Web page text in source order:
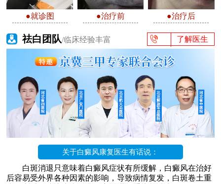
●就诊图 ●治疗前 ●治疗后
祛白团队/临床经验丰富 了解医生
关于白癜风康复医生有话说：
白斑消退只意味着白癜风症状有所缓解，白癜风在治好
后容易受外界各种因素的影响，导致病情复发，白斑卷土重